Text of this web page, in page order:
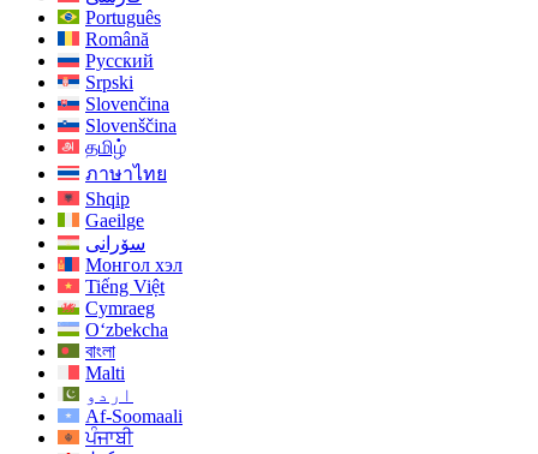
Português
Română
Русский
Srpski
Slovenčina
Slovenščina
தமிழ்
ภาษาไทย
Shqip
Gaeilge
سۆرانی
Монгол хэл
Tiếng Việt
Cymraeg
O‘zbekcha
বাংলা
Malti
اردو
Af-Soomaali
ਪੰਜਾਬੀ